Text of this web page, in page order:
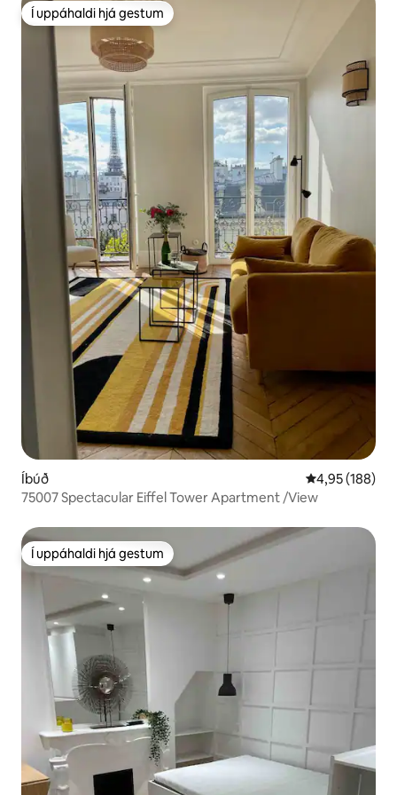
Í uppáhaldi hjá gestum
Í uppáhaldi hjá gestum
Íbúð 4,95 af 5 í
4,95 (188)
75007 Spectacular Eiffel Tower Apartment /View
Í uppáhaldi hjá gestum
Í uppáhaldi hjá gestum